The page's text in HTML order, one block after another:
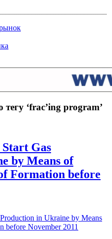
‘frac’ing program’
Gas
by Means of
Formation before